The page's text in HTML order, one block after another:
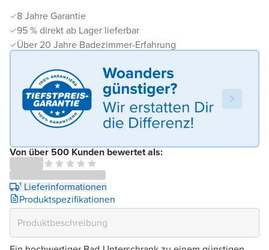
8 Jahre Garantie
95 % direkt ab Lager lieferbar
Über 20 Jahre Badezimmer-Erfahrung
Von über 500 Kunden bewertet als:
¹ Lieferinformationen
Produktspezifikationen